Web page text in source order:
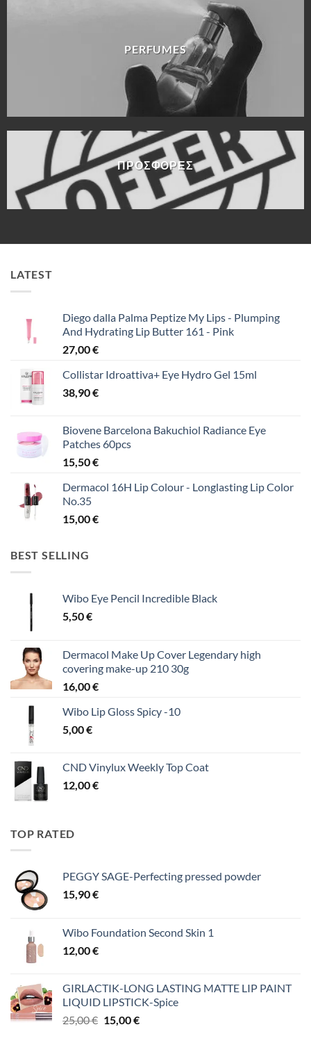
PERFUMES
ΠΡΟΣΦΟΡΈΣ
LATEST
Diego dalla Palma Peptize My Lips - Plumping
And Hydrating Lip Butter 161 - Pink
27,00€
Collistar Idroattiva+ Eye Hydro Gel 15ml
38,90€
Biovene Barcelona Bakuchiol Radiance Eye
Patches 60pcs
15,50€
Dermacol 16H Lip Colour - Longlasting Lip Color
No.35
15,00€
BEST SELLING
Wibo Eye Pencil Incredible Black
5,50€
Dermacol Make Up Cover Legendary high
covering make-up 210 30g
16,00€
Wibo Lip Gloss Spicy -10
5,00€
CND Vinylux Weekly Top Coat
12,00€
TOP RATED
PEGGY SAGE-Perfecting pressed powder
15,90€
Wibo Foundation Second Skin 1
12,00€
GIRLACTIK-LONG LASTING MATTE LIP PAINT
LIQUID LIPSTICK-Spice
25,00€ Original
15,00€Η